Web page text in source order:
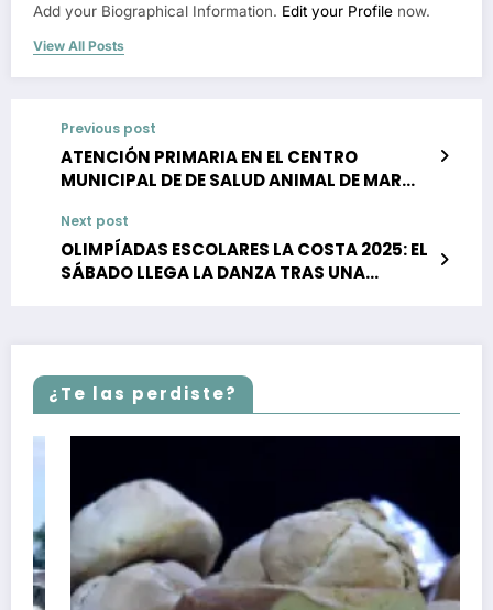
Add your Biographical Information. Edit your Profile now.
View All Posts
Previous post
ATENCIÓN PRIMARIA EN EL CENTRO
MUNICIPAL DE DE SALUD ANIMAL DE MAR
Next post
OLIMPÍADAS ESCOLARES LA COSTA 2025: EL
SÁBADO LLEGA LA DANZA TRAS UNA
¿Te las perdiste?